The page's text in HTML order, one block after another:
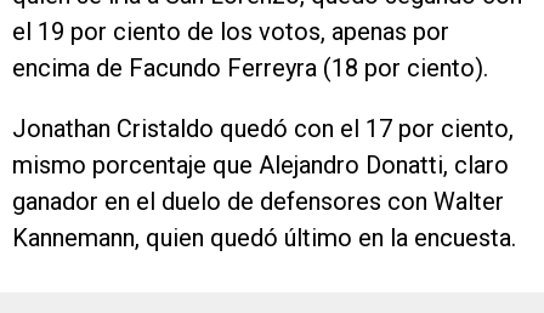
el 19 por ciento de los votos, apenas por
encima de Facundo Ferreyra (18 por ciento).
Jonathan Cristaldo quedó con el 17 por ciento,
mismo porcentaje que Alejandro Donatti, claro
ganador en el duelo de defensores con Walter
Kannemann, quien quedó último en la encuesta.